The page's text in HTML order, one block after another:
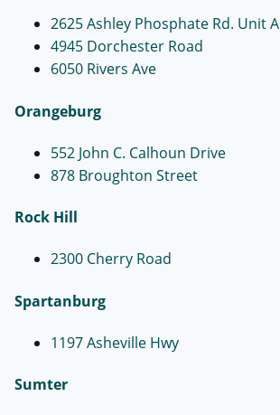
2625 Ashley Phosphate Rd. Unit A
4945 Dorchester Road
6050 Rivers Ave
Orangeburg
552 John C. Calhoun Drive
878 Broughton Street
Rock Hill
2300 Cherry Road
Spartanburg
1197 Asheville Hwy
Sumter